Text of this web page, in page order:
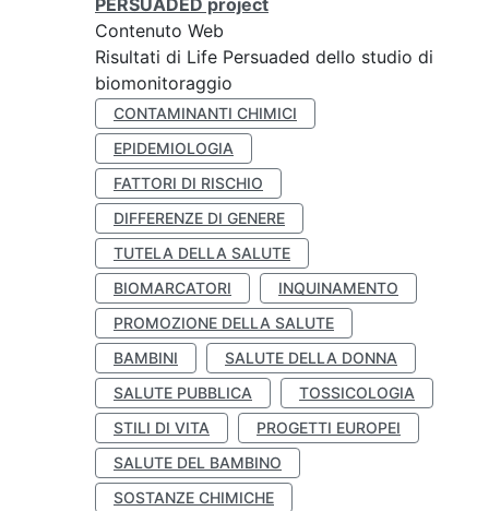
PERSUADED project
Contenuto Web
Risultati di Life Persuaded dello studio di
biomonitoraggio
CONTAMINANTI CHIMICI
EPIDEMIOLOGIA
FATTORI DI RISCHIO
DIFFERENZE DI GENERE
TUTELA DELLA SALUTE
BIOMARCATORI
INQUINAMENTO
PROMOZIONE DELLA SALUTE
BAMBINI
SALUTE DELLA DONNA
SALUTE PUBBLICA
TOSSICOLOGIA
STILI DI VITA
PROGETTI EUROPEI
SALUTE DEL BAMBINO
SOSTANZE CHIMICHE